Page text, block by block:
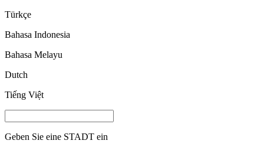
Türkçe
Bahasa Indonesia
Bahasa Melayu
Dutch
Tiếng Việt
Geben Sie eine STADT ein